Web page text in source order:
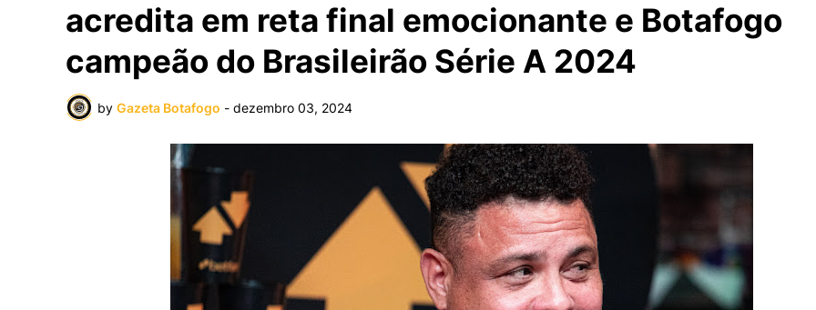
acredita em reta final emocionante e Botafogo
campeão do Brasileirão Série A 2024
by Gazeta Botafogo - dezembro 03, 2024